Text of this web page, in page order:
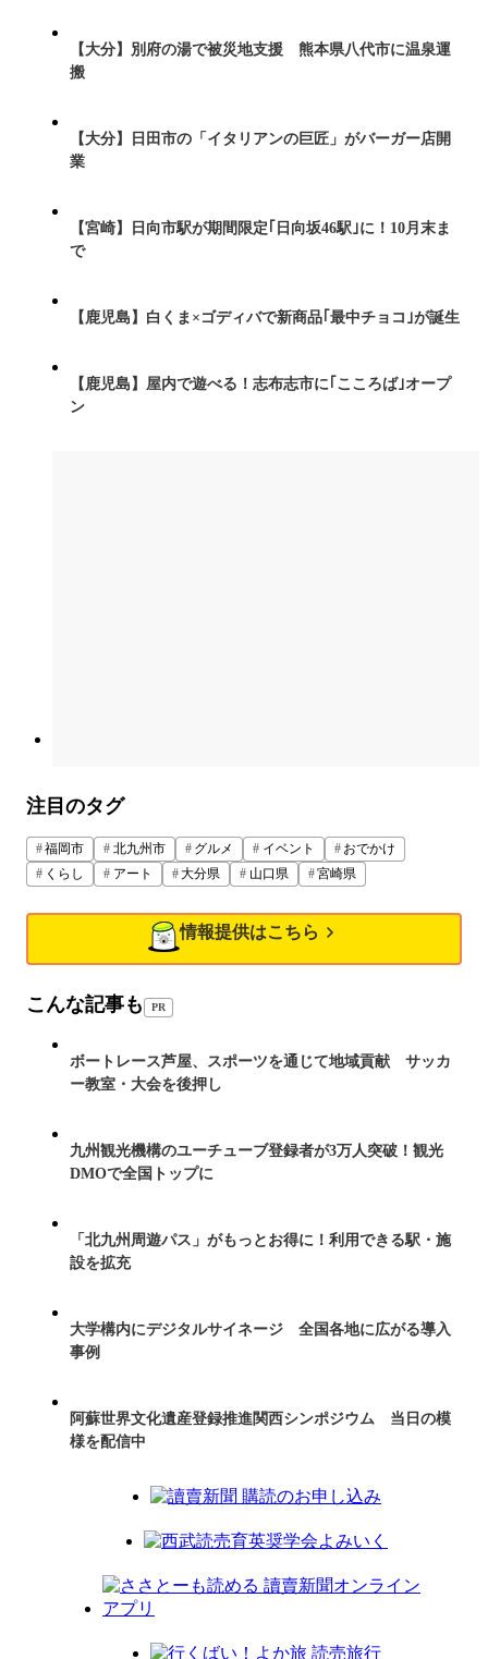
【大分】別府の湯で被災地支援 熊本県八代市に温泉運
搬
【大分】日田市の「イタリアンの巨匠」がバーガー店開
業
【宮崎】日向市駅が期間限定｢日向坂46駅｣に！10月末ま
で
【鹿児島】白くま×ゴディバで新商品｢最中チョコ｣が誕生
【鹿児島】屋内で遊べる！志布志市に｢こころば｣オープ
ン
注目のタグ
福岡市 北九州市 グルメ イベント
おでかけ
くらし
アート 大分県 山口県 宮崎県
情報提供はこちら
こんな記事も PR
ボートレース芦屋、スポーツを通じて地域貢献 サッカ
ー教室・大会を後押し
九州観光機構のユーチューブ登録者が3万人突破！観光
DMOで全国トップに
「北九州周遊パス」がもっとお得に！利用できる駅・施
設を拡充
大学構内にデジタルサイネージ 全国各地に広がる導入
事例
阿蘇世界文化遺産登録推進関西シンポジウム 当日の模
様を配信中